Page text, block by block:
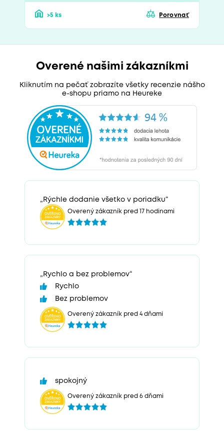
>5 ks Porovnať
Overené našimi zákazníkmi
Kliknutím na pečať zobrazíte všetky recenzie nášho
e-shopu priamo na Heureke
„Rýchle dodanie všetko v poriadku“
Overený zákazník pred 17 hodinami
„Rychlo a bez problemov“
Rychlo
Bez problemov
Overený zákazník pred 4 dňami
spokojný
Overený zákazník pred 6 dňami